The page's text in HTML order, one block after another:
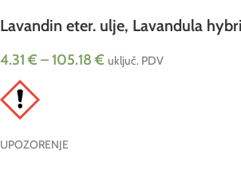
Lavandin eter. ulje, Lavandula
4.31 € –105.18 € uključ. PDV
UPOZORENJE